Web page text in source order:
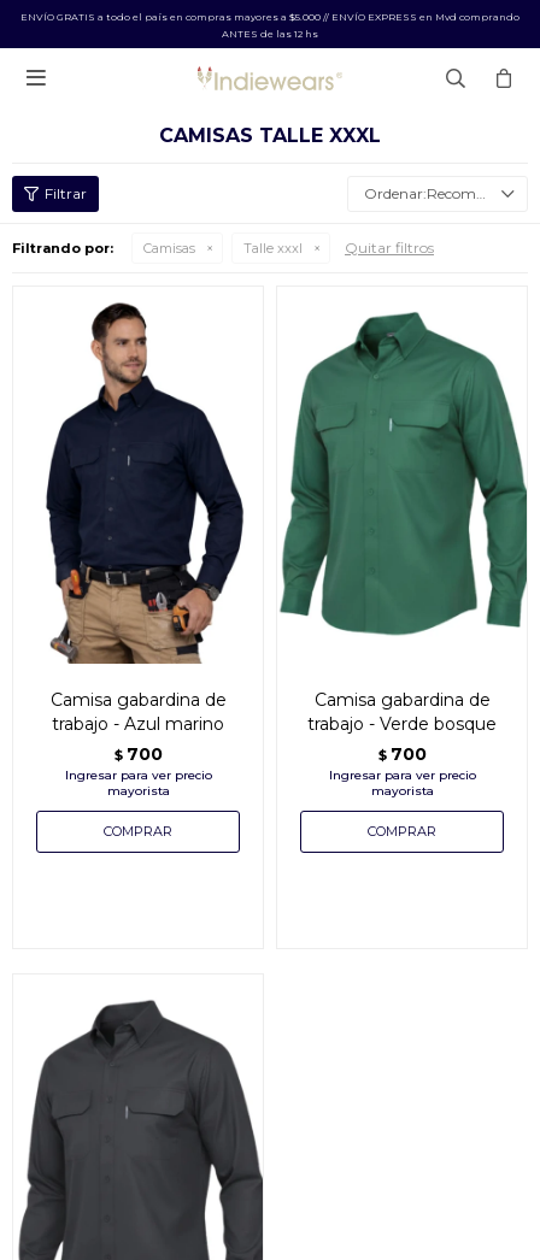
ENVÍO GRATIS a todo el país en compras mayores a $5.000 // ENVÍO EXPRESS en Mvd comprando
ANTES de las 12 hs

CAMISAS TALLE XXXL
Recomendados
Filtrando por: Camisas Talle xxxl Quitar filtros
Camisa gabardina de
trabajo - Azul marino
$ 700
Camisa gabardina de
trabajo - Verde bosque
$ 700